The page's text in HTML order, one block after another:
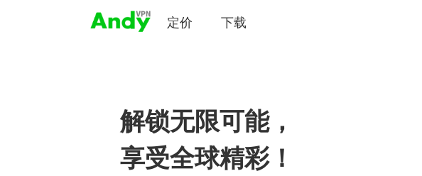
定价 下载
解锁无限可能，
享受全球精彩！